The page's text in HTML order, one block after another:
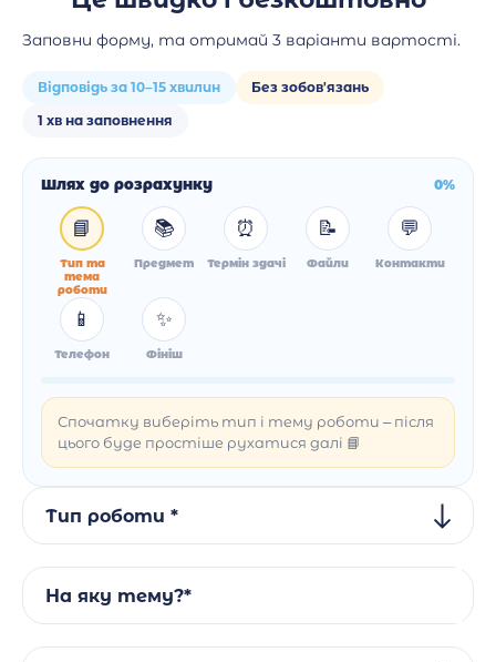
Заповни форму, та отримай 3 варіанти вартості.
Відповідь за 10–15 хвилин
Без зобов'язань
1 хв на заповнення
Шлях до розрахунку 0%
📘
Тип та
тема
роботи
📚
Предмет
⏰
Термін здачі
📝
Файли
💬
Контакти
📱
Телефон
✨
Фініш
Спочатку виберіть тип і тему роботи – після
цього буде простіше рухатися далі 📘
Тип роботи *
На яку тему?*